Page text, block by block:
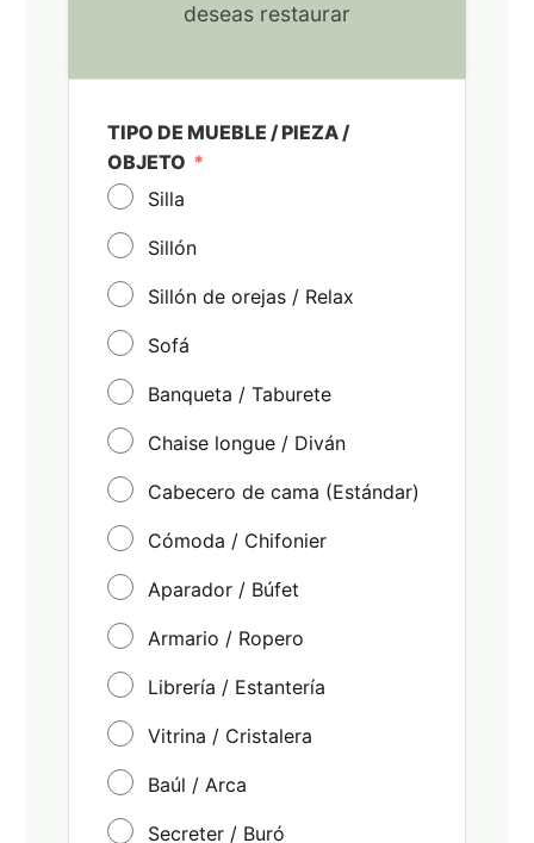
deseas restaurar
TIPO DE MUEBLE / PIEZA /
OBJETO
Silla
Sillón
Sillón de orejas / Relax
Sofá
Banqueta / Taburete
Chaise longue / Diván
Cabecero de cama (Estándar)
Cómoda / Chifonier
Aparador / Búfet
Armario / Ropero
Librería / Estantería
Vitrina / Cristalera
Baúl / Arca
Secreter / Buró